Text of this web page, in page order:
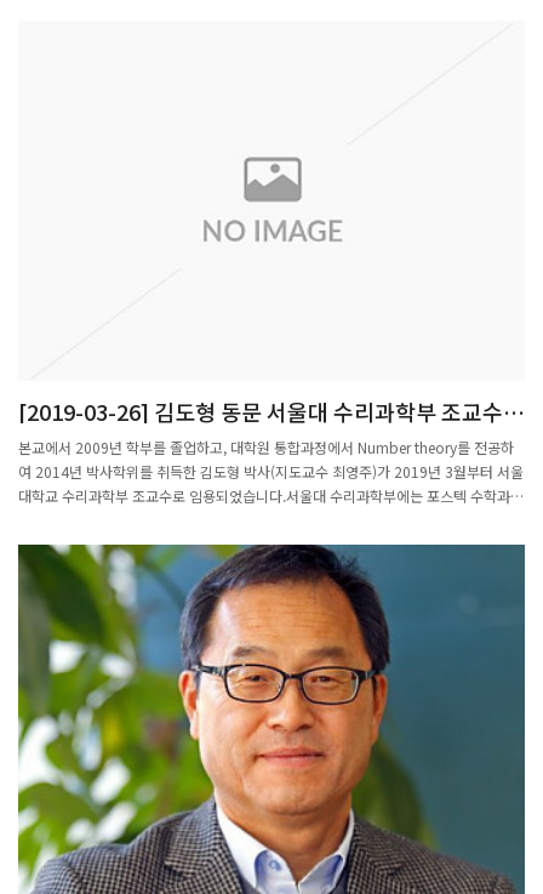
[2019-03-26] 김도형 동문 서울대 수리과학부 조교수
임용
본교에서 2009년 학부를 졸업하고, 대학원 통합과정에서 Number theory를 전공하
여 2014년 박사학위를 취득한 김도형 박사(지도교수 최영주)가 2019년 3월부터 서울
대학교 수리과학부 조교수로 임용되었습니다.서울대 수리과학부에는 포스텍 수학과
Harmonic Analysis, 지도교수 박종국)가 재직중에 있습니다.